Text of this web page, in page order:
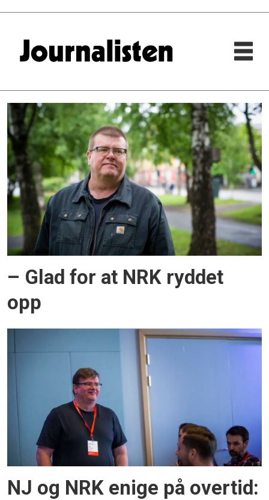
Tag:
nj
nrk
– Glad for at NRK ryddet
opp
NJ og NRK enige på overtid: